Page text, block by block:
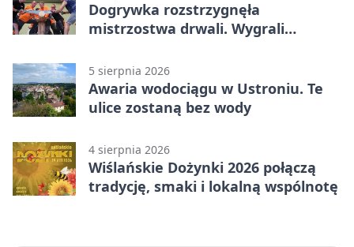
Dogrywka rozstrzygnęła
mistrzostwa drwali. Wygrali
5 sierpnia 2026
Awaria wodociągu w Ustroniu. Te
ulice zostaną bez wody
4 sierpnia 2026
Wiślańskie Dożynki 2026 połączą
tradycję, smaki i lokalną wspólnotę